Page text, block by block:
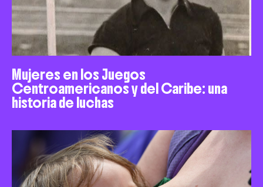
Mujeres en los Juegos
Centroamericanos y del Caribe: una
historia de luchas